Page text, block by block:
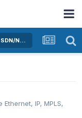
Активное оборудование Ethernet, IP, MPLS, SDN/NFV...
IP, MPLS,